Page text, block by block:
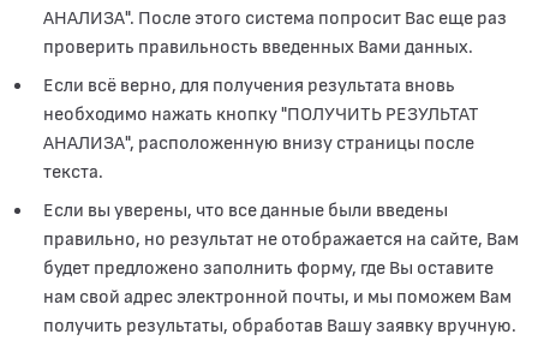
АНАЛИЗА". После этого система попросит Вас еще раз
проверить правильность введенных Вами данных.
Если всё верно, для получения результата вновь
необходимо нажать кнопку "ПОЛУЧИТЬ РЕЗУЛЬТАТ
АНАЛИЗА", расположенную внизу страницы после
текста.
Если вы уверены, что все данные были введены
правильно, но результат не отображается на сайте, Вам
будет предложено заполнить форму, где Вы оставите
нам свой адрес электронной почты, и мы поможем Вам
получить результаты, обработав Вашу заявку вручную.